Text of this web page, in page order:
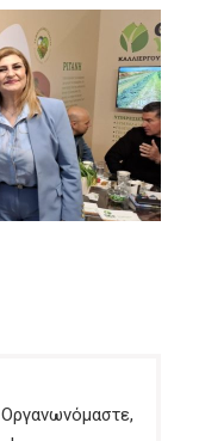
Οργανωνόμαστε,